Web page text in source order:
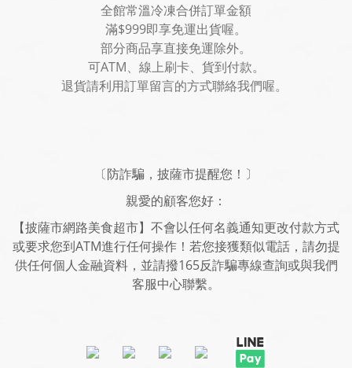
全館常溫冷凍合併訂單金額
滿$999即享免運出貨喔。
部分商品享直接免運除外。
可ATM、線上刷卡、貨到付款。
退貨請利用訂單留言的方式聯絡我們喔。
〔防詐騙，披薩市提醒您！〕
親愛的顧客您好：
【披薩市網路美食超市】不會以任何名義通知更改付款方式
或要求您到ATM進行任何操作！若您接獲類似電話，請勿提
供任何個人金融資料，並請撥165反詐騙專線查詢或與我們
客服中心聯繫。